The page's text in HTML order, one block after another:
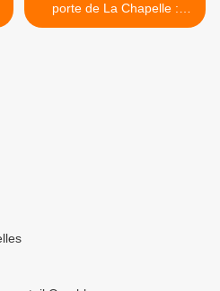
porte de La Chapelle :
retour sur la réunion du 11